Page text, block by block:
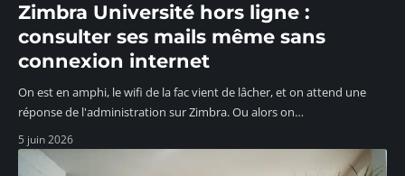
Zimbra Université hors ligne :
consulter ses mails même sans
connexion internet
On est en amphi, le wifi de la fac vient de lâcher, et on attend une
réponse de l'administration sur Zimbra. Ou alors on…
5 juin 2026